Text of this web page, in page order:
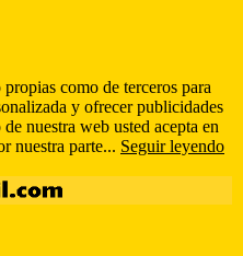
como de terceros para
y ofrecer publicidades
nuestra web usted acepta en
nuestra parte... Seguir leyendo